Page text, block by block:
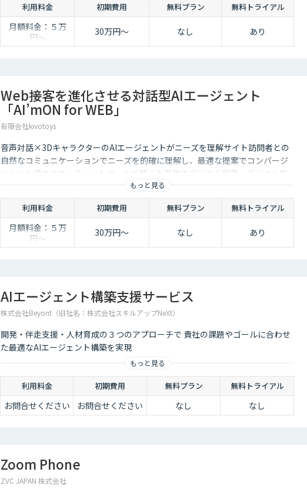
利用料金 初期費用 無料プラン 無料トライアル
月額料金：５万
円〜
30万円〜 なし あり
Web接客を進化させる対話型AIエージェント
「AI’mON for WEB」
有限会社kivotoys
音声対話×3DキャラクターのAIエージェントがニーズを理解サイト訪問者との
自然なコミュニケーションでニーズを的確に理解し、最適な提案でコンバージ
ョンへと導きます。チャットボットを超えた最強のデジタル営業、デジタル広
もっと見る
利用料金 初期費用 無料プラン 無料トライアル
月額料金：５万
円〜
30万円〜 なし あり
AIエージェント構築支援サービス
株式会社Beyont（旧社名：株式会社スキルアップNeXt）
開発・伴走支援・人材育成の３つのアプローチで 貴社の課題やゴールに合わせ
た最適なAIエージェント構築を実現
もっと見る
利用料金 初期費用 無料プラン 無料トライアル
お問合せください お問合せください なし なし
Zoom Phone
ZVC JAPAN 株式会社